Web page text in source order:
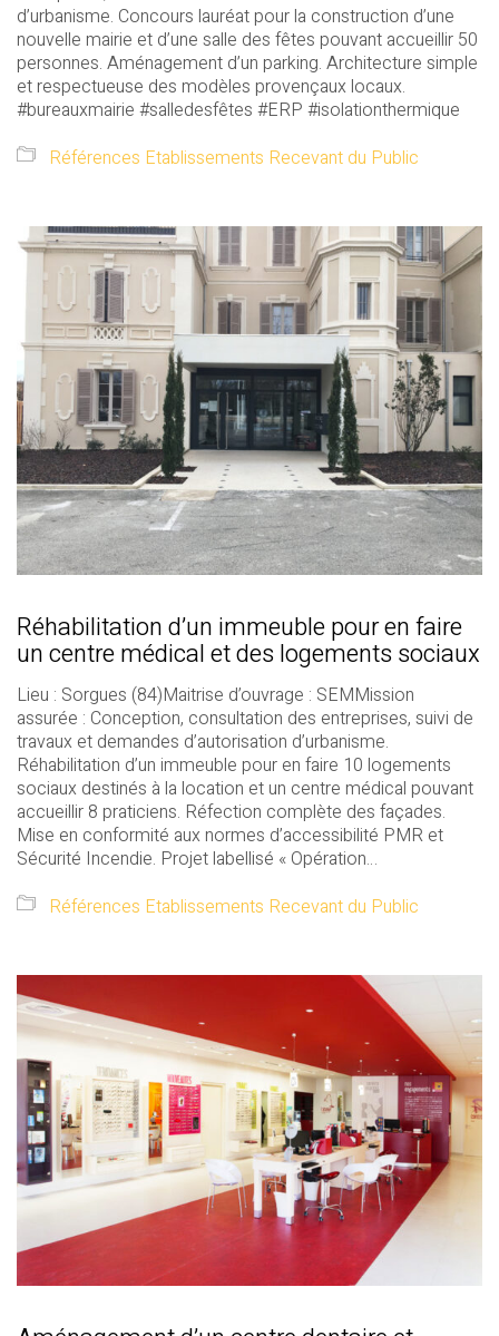
d’urbanisme. Concours lauréat pour la construction d’une
nouvelle mairie et d’une salle des fêtes pouvant accueillir 50
personnes. Aménagement d’un parking. Architecture simple
et respectueuse des modèles provençaux locaux.
#bureauxmairie #salledesfêtes #ERP #isolationthermique
Références Etablissements Recevant du Public
Réhabilitation d’un immeuble pour en faire
un centre médical et des logements sociaux
Lieu : Sorgues (84)Maitrise d’ouvrage : SEMMission
assurée : Conception, consultation des entreprises, suivi de
travaux et demandes d’autorisation d’urbanisme.
Réhabilitation d’un immeuble pour en faire 10 logements
sociaux destinés à la location et un centre médical pouvant
accueillir 8 praticiens. Réfection complète des façades.
Mise en conformité aux normes d’accessibilité PMR et
Sécurité Incendie. Projet labellisé « Opération…
Références Etablissements Recevant du Public